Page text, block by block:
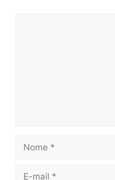
Nome